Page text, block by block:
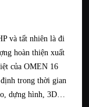
và tất nhiên là đi
hoàn thiện xuất
của OMEN 16
trong thời gian
dựng hình, 3D…